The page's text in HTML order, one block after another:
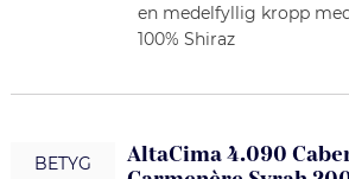
en medelfyllig kropp
100% Shiraz
BETYG
AltaCima 4.090